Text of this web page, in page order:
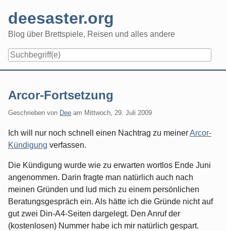
content
deesaster.org
Blog über Brettspiele, Reisen und alles andere
Arcor-Fortsetzung
Geschrieben von Dee am Mittwoch, 29. Juli 2009
Ich will nur noch schnell einen Nachtrag zu meinerArcor-
Kündigung verfassen.
Die Kündigung wurde wie zu erwarten wortlos Ende Juni
angenommen. Darin fragte man natürlich auch nach
meinen Gründen und lud mich zu einem persönlichen
Beratungsgespräch ein. Als hätte ich die Gründe nicht auf
gut zwei Din-A4-Seiten dargelegt. Den Anruf der
(kostenlosen) Nummer habe ich mir natürlich gespart.